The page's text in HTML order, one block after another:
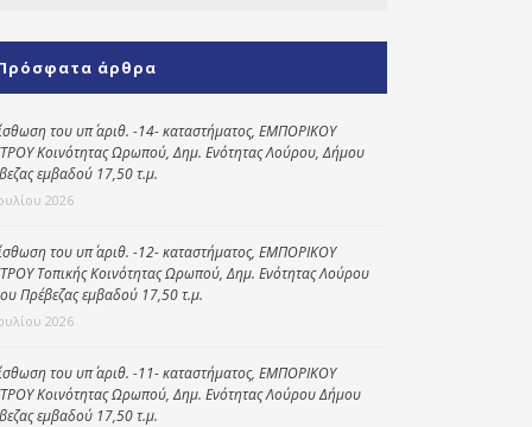
Kοινωνικό
φαρμακείο
Πρόγραμμα
“Βοήθεια στο σπίτι”
Φροντίδας
Ηλικιωμένων
(Κ.Η.Φ.Η.) Πρέβεζας
άρθρα
του υπ΄ αριθ. -14- καταστήματος, ΕΜΠΟΡΙΚΟΥ
Κοινότητας Ωρωπού, Δημ. Ενότητας Λούρου, Δήμου
εμβαδού 17,50 τ.μ.
2026
του υπ΄ αριθ. -12- καταστήματος, ΕΜΠΟΡΙΚΟΥ
Τοπικής Κοινότητας Ωρωπού, Δημ. Ενότητας Λούρου
Πρέβεζας εμβαδού 17,50 τ.μ.
2026
του υπ΄ αριθ. -11- καταστήματος, ΕΜΠΟΡΙΚΟΥ
Κοινότητας Ωρωπού, Δημ. Ενότητας Λούρου Δήμου
εμβαδού 17,50 τ.μ.